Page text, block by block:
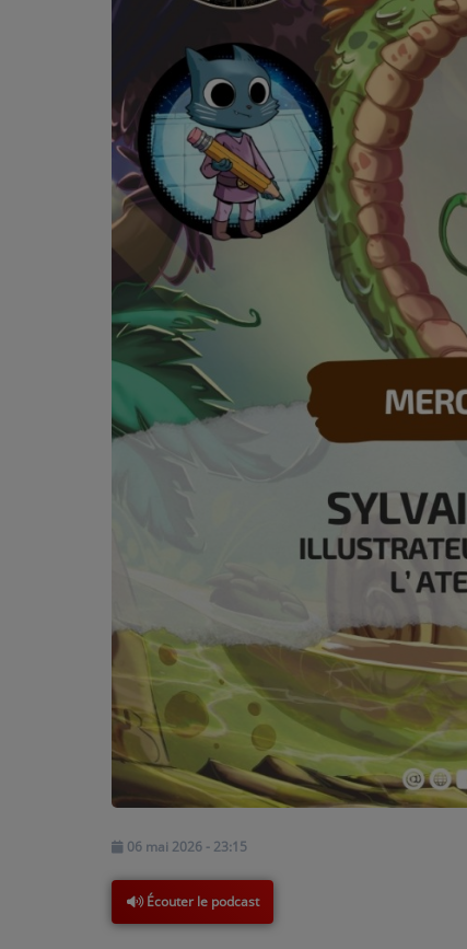
VOS ÉMISSIONS EN IMAGES
ANNONCEURS & ESPACE PRO
VOTRE PUBLICITÉ SUR PONTACQ RADIO
LOCATION DE STUDIOS
ÉDUCATION AUX MÉDIAS ET À
EN QUOI ÇA CONSISTE ?
ÉCOUTEZ LES PRODUCTIONS
CRÉATIONS AUDIOVISUELLES
L'ŒIL DE L'OIE | PRÉSENTATION
VIDÉOS | L’ŒIL DE L'OIE
PARTENAIRES
06 mai 2026 - 23:15
Écouter le podcast